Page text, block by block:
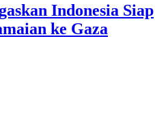
Indonesia Siap
ke Gaza